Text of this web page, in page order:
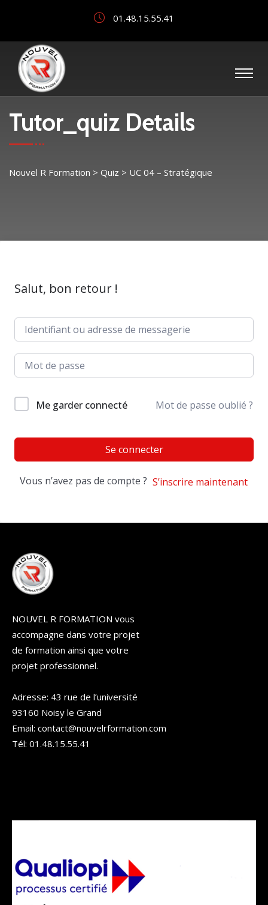
01.48.15.55.41
Tutor_quiz Details
Nouvel R Formation > Quiz > UC 04 – Stratégique
Salut, bon retour !
Me garder connecté Mot de passe oublié ?
Se connecter
Vous n’avez pas de compte ? S’inscrire maintenant
NOUVEL R FORMATION vous
accompagne dans votre projet
de formation ainsi que votre
projet professionnel.
Adresse: 43 rue de l’université
93160 Noisy le Grand
Email: contact@nouvelrformation.com
Tél: 01.48.15.55.41